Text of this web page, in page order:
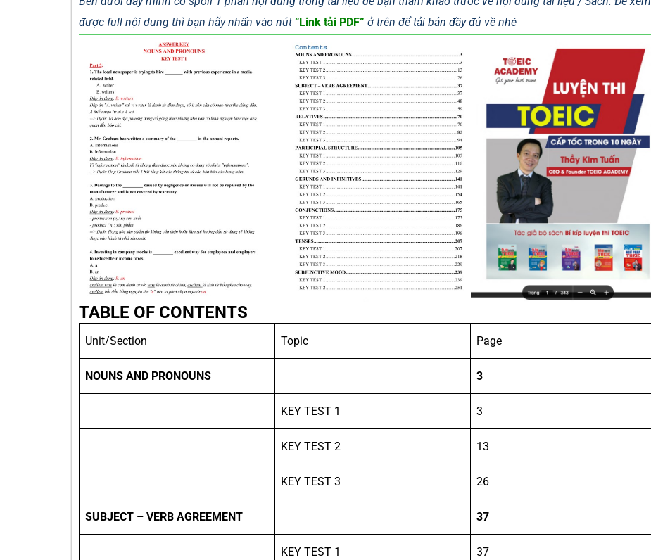
được full nội dung thì bạn hãy nhấn vào nút “Link tải PDF” ở trên để tải bản đầy đủ về nhé
TABLE OF CONTENTS
Unit/Section Topic Page
NOUNS AND PRONOUNS 3
KEY TEST 1 3
KEY TEST 2 13
KEY TEST 3 26
SUBJECT – VERB AGREEMENT 37
KEY TEST 1 37